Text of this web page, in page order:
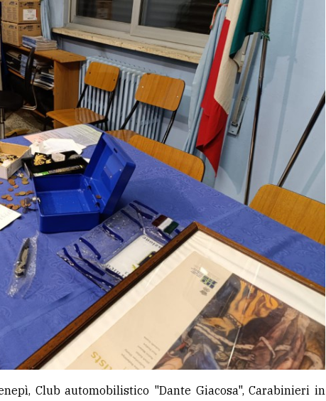
Club automobilistico "Dante Giacosa", Carabinieri in